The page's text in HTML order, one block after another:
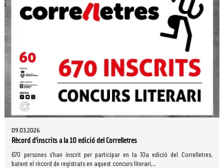
09.03.2026
Rècord d’inscrits a la 10 edició del Correlletres
670 persones s’han inscrit per participar en la 10a edició del Correlletres,
batent el rècord de registrats en aquest concurs literari,...